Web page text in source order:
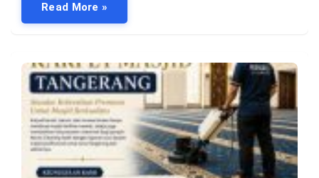
Read More »